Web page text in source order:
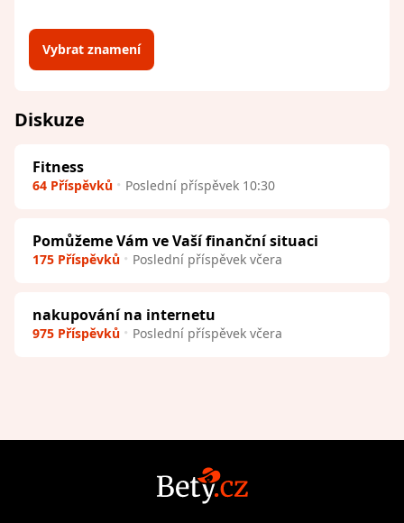
Vybrat znamení
Diskuze
Fitness
64 Příspěvků Poslední příspěvek 10:30
Pomůžeme Vám ve Vaší finanční situaci
175 Příspěvků Poslední příspěvek včera
nakupování na internetu
975 Příspěvků Poslední příspěvek včera